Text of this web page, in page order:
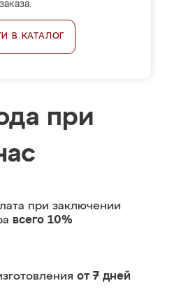
заказа.
В КАТАЛОГ
при
при заключении
всего 10%
от 7 дней